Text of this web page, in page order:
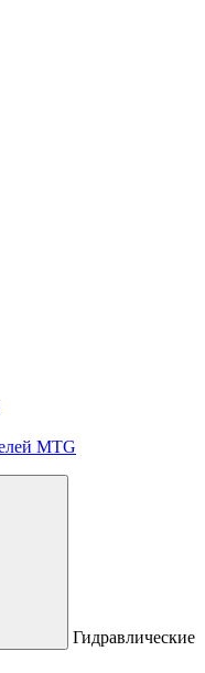
MTG
Гидравлические